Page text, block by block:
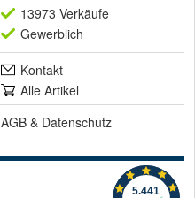
13973 Verkäufe
Gewerblich
Kontakt
Alle Artikel
AGB & Datenschutz